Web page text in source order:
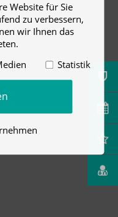
Website für Sie
zu verbessern,
wir Ihnen das
Statistik